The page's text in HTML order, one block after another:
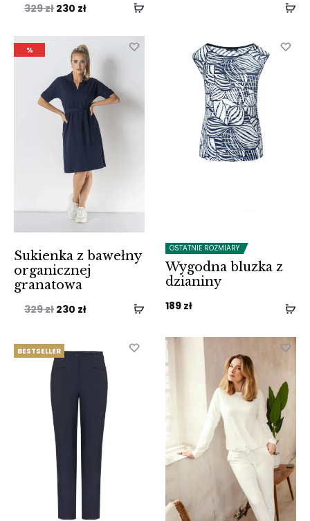
329zł Pierwotna
wynosiła:
329 zł.
230 złAktualna
wynosi:
230 zł.
%
Sukienka z bawełny
organicznej
granatowa
329zł Pierwotna
wynosiła:
329 zł.
230 złAktualna
wynosi:
230 zł.
OSTATNIE ROZMIARY
Wygodna bluzka z
dzianiny
189 zł
BESTSELLER